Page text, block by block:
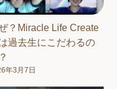
？Miracle Life Create
過去生にこだわるの
年3月7日